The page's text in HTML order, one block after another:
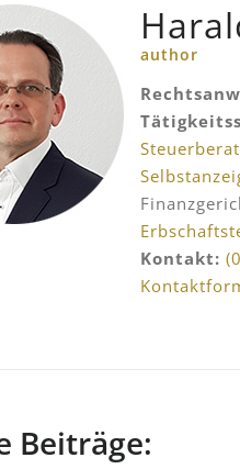
author
Kontakt:
Beiträge: